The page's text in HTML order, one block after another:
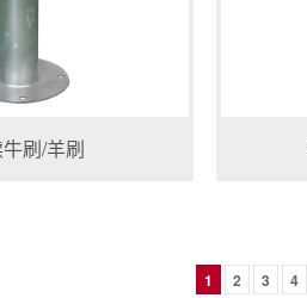
刷/羊刷
1 2 3 4